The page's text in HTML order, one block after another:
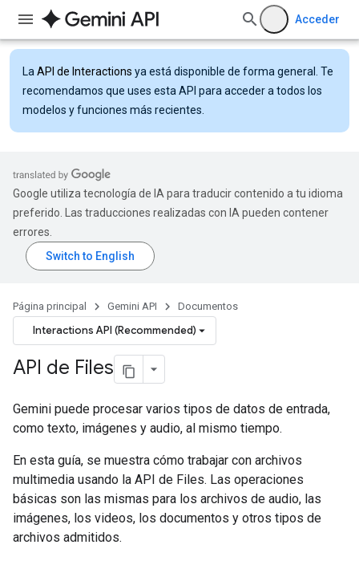
Acceder
La API de Interactions ya está disponible de forma general. Te
recomendamos que uses esta API para acceder a todos los
modelos y funciones más recientes.
Google utiliza tecnología de IA para traducir contenido a tu idioma
preferido. Las traducciones realizadas con IA pueden contener
errores.
Página principal Gemini API Documentos
Interactions API (Recommended)
API de Files
Gemini puede procesar varios tipos de datos de entrada,
como texto, imágenes y audio, al mismo tiempo.
En esta guía, se muestra cómo trabajar con archivos
multimedia usando la API de Files. Las operaciones
básicas son las mismas para los archivos de audio, las
imágenes, los videos, los documentos y otros tipos de
archivos admitidos.